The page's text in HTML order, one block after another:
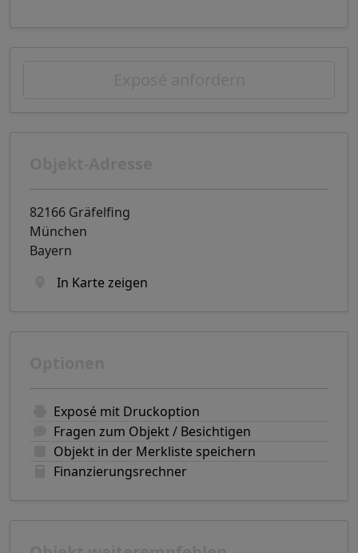
82166 Gräfelfing
München
Bayern
In Karte zeigen
Exposé mit Druckoption
Fragen zum Objekt / Besichtigen
Objekt in der Merkliste speichern
Finanzierungsrechner